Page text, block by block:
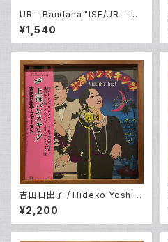
UR - Bandana "ISF/UR - th
e four elements"
¥1,540
吉田日出子 / Hideko Yoshid
a – 上海バンスキング / Shang
hai Vance King (LP)
¥2,200